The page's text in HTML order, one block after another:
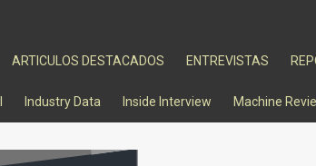
ARTICULOS DESTACADOS ENTREVISTAS
Industry Data Inside Interview Machine